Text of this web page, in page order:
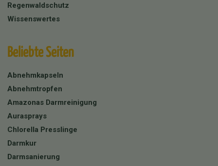
Regenwaldschutz
Wissenswertes
Beliebte Seiten
Abnehmkapseln
Abnehmtropfen
Amazonas Darmreinigung
Aurasprays
Chlorella Presslinge
Darmkur
Darmsanierung